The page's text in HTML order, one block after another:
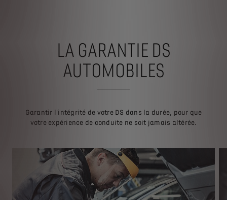
LA GARANTIE DS
AUTOMOBILES
Garantir l'intégrité de votre DS dans la durée, pour que
votre expérience de conduite ne soit jamais altérée.